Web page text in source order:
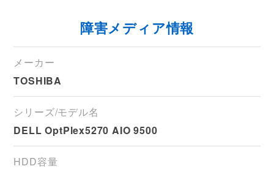
障害メディア情報
メーカー
TOSHIBA
シリーズ/モデル名
DELL OptPlex5270 AIO 9500
HDD容量